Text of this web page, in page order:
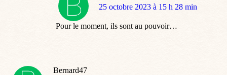
dit
25 octobre 2023 à 15 h 28 min
Pour le moment, ils sont au pouvoir…
Bernard47